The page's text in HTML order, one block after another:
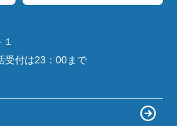
付は23：00まで